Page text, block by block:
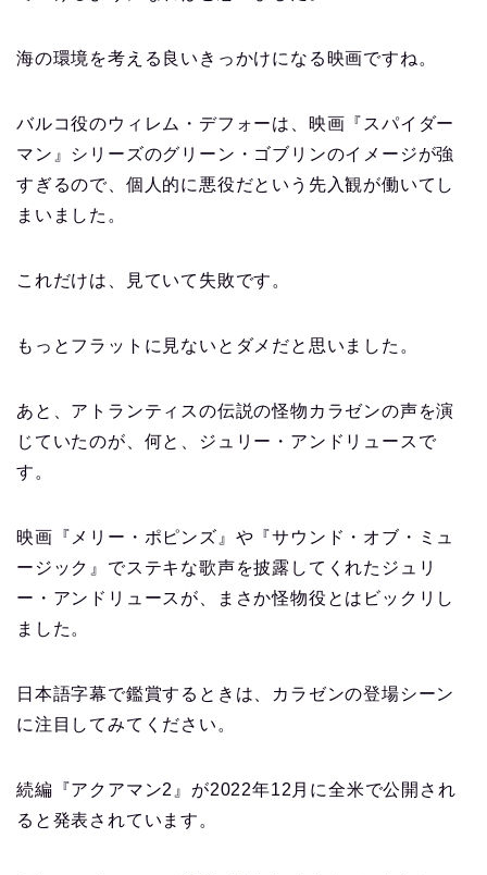
海の環境を考える良いきっかけになる映画ですね。
バルコ役のウィレム・デフォーは、映画『スパイダー
マン』シリーズのグリーン・ゴブリンのイメージが強
すぎるので、個人的に悪役だという先入観が働いてし
まいました。
これだけは、見ていて失敗です。
もっとフラットに見ないとダメだと思いました。
あと、アトランティスの伝説の怪物カラゼンの声を演
じていたのが、何と、ジュリー・アンドリュースで
す。
映画『メリー・ポピンズ』や『サウンド・オブ・ミュ
ージック』でステキな歌声を披露してくれたジュリ
ー・アンドリュースが、まさか怪物役とはビックリし
ました。
日本語字幕で鑑賞するときは、カラゼンの登場シーン
に注目してみてください。
続編『アクアマン2』が2022年12月に全米で公開され
ると発表されています。